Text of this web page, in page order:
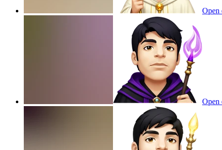
Open
Open